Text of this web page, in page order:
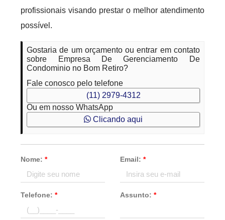
profissionais visando prestar o melhor atendimento
possível.
Gostaria de um orçamento ou entrar em contato
sobre Empresa De Gerenciamento De
Condominio no Bom Retiro?
Fale conosco pelo telefone
(11) 2979-4312
Ou em nosso WhatsApp
Clicando aqui
Nome:* Email: *
Telefone:* Assunto: *